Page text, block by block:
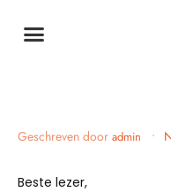
Geschreven door admin •
Beste lezer,